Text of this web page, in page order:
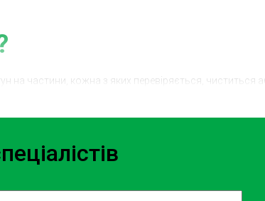
частини, кожна з яких перевіряється, чиститься